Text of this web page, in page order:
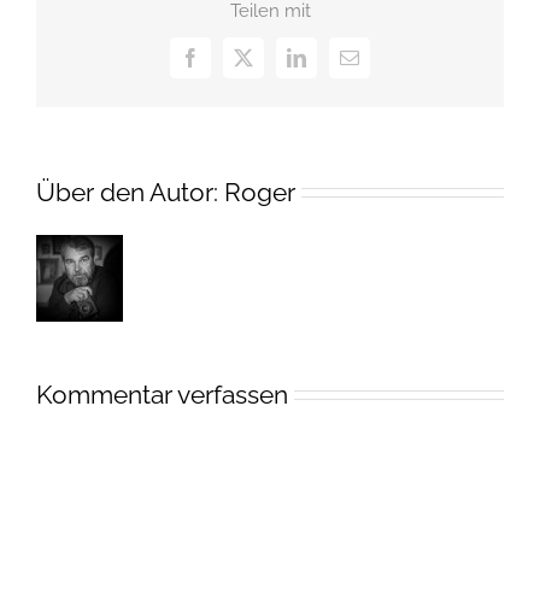
Teilen mit
Facebook
X LinkedIn
E-
Über den Autor: Roger
Kommentar verfassen